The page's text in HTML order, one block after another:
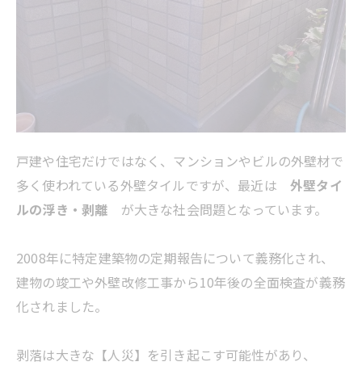
戸建や住宅だけではなく、マンションやビルの外壁材で
多く使われている外壁タイルですが、最近は外壁タイ
ルの浮き・剥離 が大きな社会問題となっています。
2008年に特定建築物の定期報告について義務化され、
建物の竣工や外壁改修工事から10年後の全面検査が義務
化されました。
剥落は大きな【人災】を引き起こす可能性があり、